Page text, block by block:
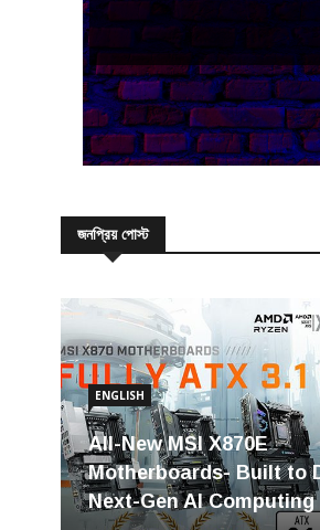
জনপ্রিয় পোস্ট
ENGLISH
All-New MSI X870E
Motherboards- Built to
Next-Gen AI Computing